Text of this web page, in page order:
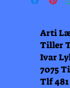
Arti
Tiller
Ivar
7075
Tlf481